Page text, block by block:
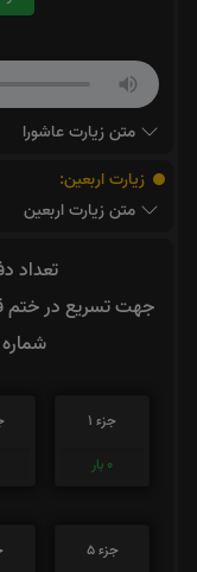
متن زیارت عاشورا
زیارت اربعین:
متن زیارت اربعین
تعداد
جهت تسریع در ختم
شماره
جزء 1
0 بار
جزء 5